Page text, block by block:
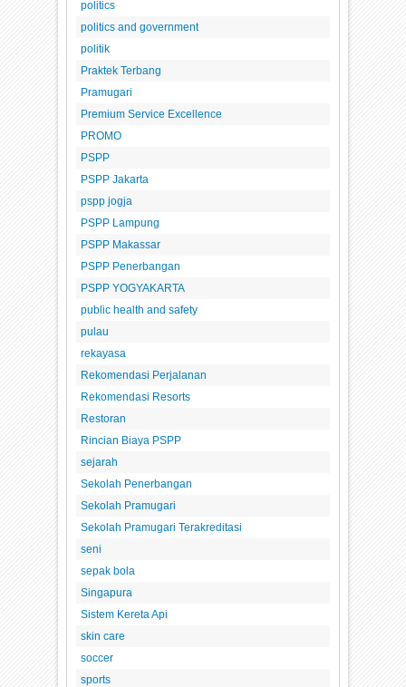
politics
politics and government
politik
Praktek Terbang
Pramugari
Premium Service Excellence
PROMO
PSPP
PSPP Jakarta
pspp jogja
PSPP Lampung
PSPP Makassar
PSPP Penerbangan
PSPP YOGYAKARTA
public health and safety
pulau
rekayasa
Rekomendasi Perjalanan
Rekomendasi Resorts
Restoran
Rincian Biaya PSPP
sejarah
Sekolah Penerbangan
Sekolah Pramugari
Sekolah Pramugari Terakreditasi
seni
sepak bola
Singapura
Sistem Kereta Api
skin care
soccer
sports